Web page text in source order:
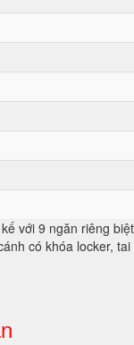
với 9 ngăn riêng
có khóa locker,